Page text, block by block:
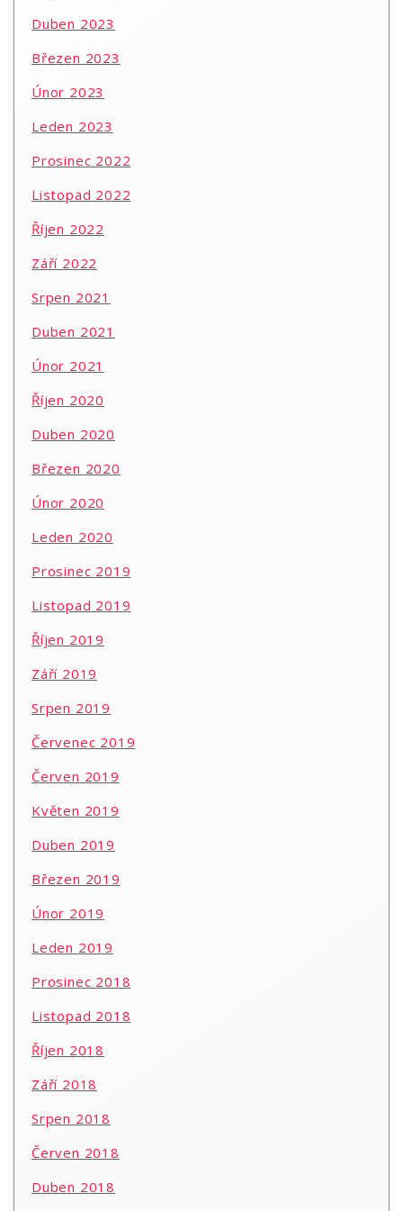
Duben 2023
Březen 2023
Únor 2023
Leden 2023
Prosinec 2022
Listopad 2022
Říjen 2022
Září 2022
Srpen 2021
Duben 2021
Únor 2021
Říjen 2020
Duben 2020
Březen 2020
Únor 2020
Leden 2020
Prosinec 2019
Listopad 2019
Říjen 2019
Září 2019
Srpen 2019
Červenec 2019
Červen 2019
Květen 2019
Duben 2019
Březen 2019
Únor 2019
Leden 2019
Prosinec 2018
Listopad 2018
Říjen 2018
Září 2018
Srpen 2018
Červen 2018
Duben 2018